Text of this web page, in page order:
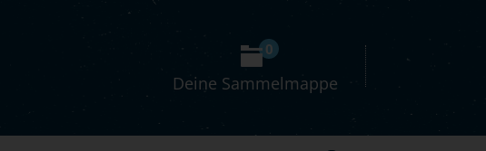
Deine Sammelmappe
0